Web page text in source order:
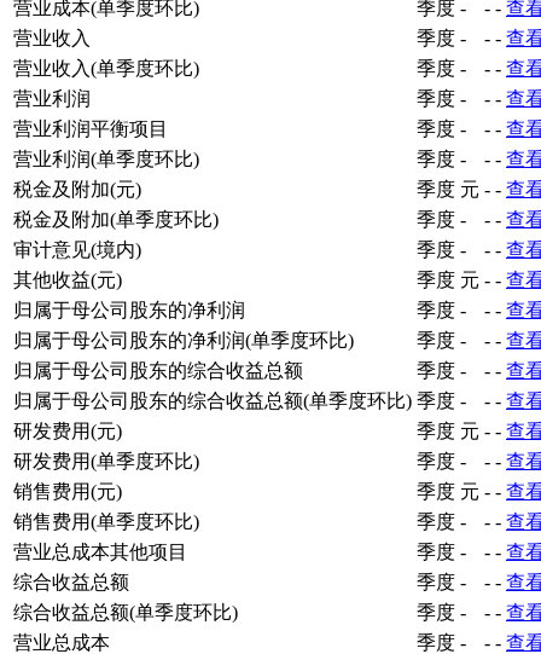
营业成本(单季度环比)
季度 - - - 查
营业收入
季度 - - - 查
营业收入(单季度环比)
季度 - - - 查
营业利润
季度 - - - 查
营业利润平衡项目
季度 - - - 查
营业利润(单季度环比)
季度 - - - 查
税金及附加(元)
季度 元 - - 查
税金及附加(单季度环比)
季度 - - - 查
审计意见(境内)
季度 - - - 查
其他收益(元)
季度 元 - - 查
归属于母公司股东的净利润
季度 - - - 查
归属于母公司股东的净利润(单季度环比)
季度 - - - 查
归属于母公司股东的综合收益总额
季度 - - - 查
归属于母公司股东的综合收益总额(单季度环比) 季度 - - - 查
研发费用(元)
季度 元 - - 查
研发费用(单季度环比)
季度 - - - 查
销售费用(元)
季度 元 - - 查
销售费用(单季度环比)
季度 - - - 查
营业总成本其他项目
季度 - - - 查
综合收益总额
季度 - - - 查
综合收益总额(单季度环比)
季度 - - - 查
营业总成本
季度 - - - 查